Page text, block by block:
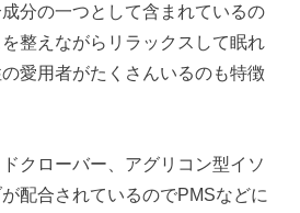
分の一つとして含まれているの
整えながらリラックスして眠れ
愛用者がたくさんいるのも特徴
クローバー、アグリコン型イソ
配合されているのでPMSなどに